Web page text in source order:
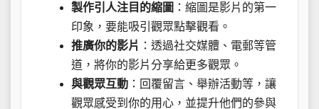
製作引人注目的縮圖 ：縮圖是影片的第一
印象，要能吸引觀眾點擊觀看。
推廣你的影片 ：透過社交媒體、電郵等管
道，將你的影片分享給更多觀眾。
與觀眾互動 ：回覆留言、舉辦活動等，讓
觀眾感受到你的用心，並提升他們的參與